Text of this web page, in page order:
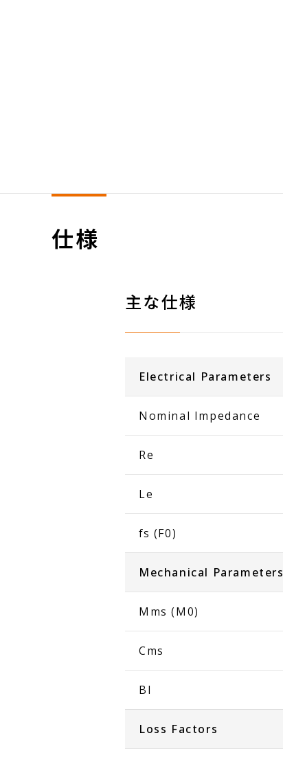
仕様
主な仕様
Electrical Parameters
Nominal Impedance
Re
Le
fs (F0)
Mechanical Parameters
Mms (M0)
Cms
Bl
Loss Factors